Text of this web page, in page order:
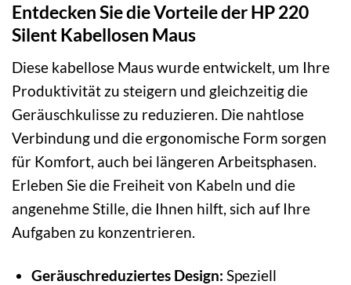
Entdecken Sie die Vorteile der HP 220
Silent Kabellosen Maus
Diese kabellose Maus wurde entwickelt, um Ihre
Produktivität zu steigern und gleichzeitig die
Geräuschkulisse zu reduzieren. Die nahtlose
Verbindung und die ergonomische Form sorgen
für Komfort, auch bei längeren Arbeitsphasen.
Erleben Sie die Freiheit von Kabeln und die
angenehme Stille, die Ihnen hilft, sich auf Ihre
Aufgaben zu konzentrieren.
Geräuschreduziertes Design: Speziell